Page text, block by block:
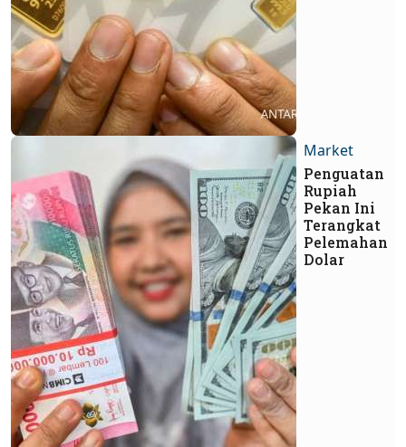
Market
Penguatan
Rupiah
Pekan Ini
Terangkat
Pelemahan
Dolar